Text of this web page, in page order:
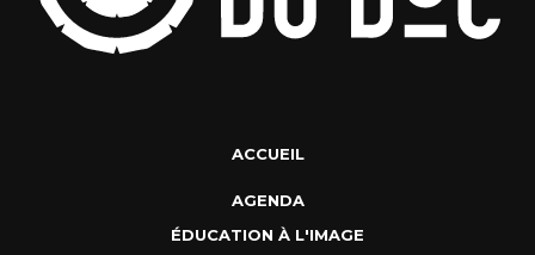
ACCUEIL
AGENDA
ÉDUCATION À L'IMAGE